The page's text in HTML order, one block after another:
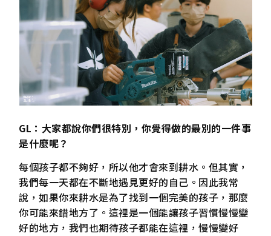
GL：大家都說你們很特別，你覺得做的最別的一件事
是什麼呢？
每個孩子都不夠好，所以他才會來到耕水。但其實，
我們每一天都在不斷地遇見更好的自己。因此我常
說，如果你來耕水是為了找到一個完美的孩子，那麼
你可能來錯地方了。這裡是一個能讓孩子習慣慢慢變
好的地方，我們也期待孩子都能在這裡，慢慢變好